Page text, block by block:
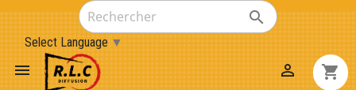

Select Language ▼
 shopping_cart
